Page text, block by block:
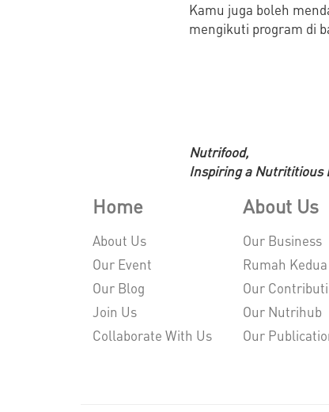
Kamu juga boleh
mengikuti program di
Nutrifood,
Inspiring a Nutrititious
Home
About Us
Our Event
Our Blog
Join Us
Collaborate With Us
About Us
Our Business
Rumah Kedua
Our
Our Nutrihub
Our